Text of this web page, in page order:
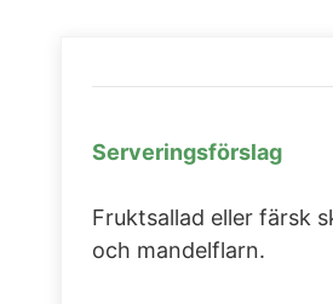
Serveringsförslag
Fruktsallad eller färsk
och mandelflarn.